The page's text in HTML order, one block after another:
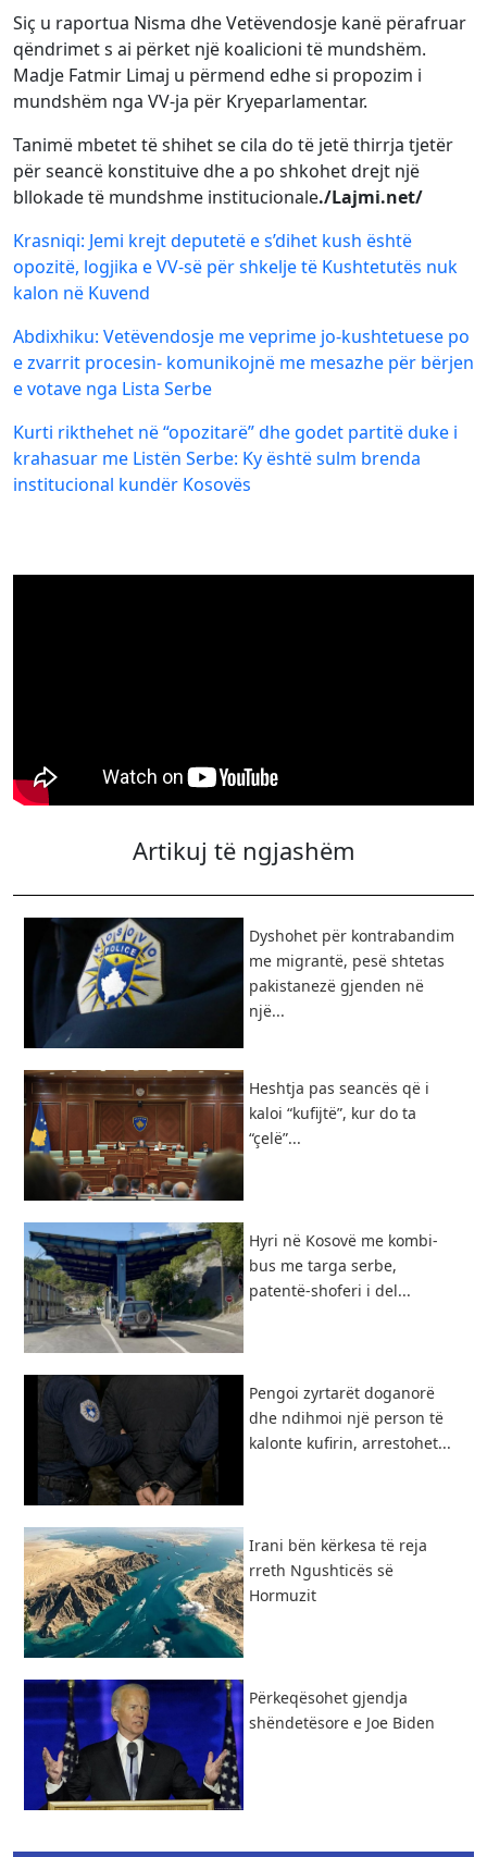
Siç u raportua Nisma dhe Vetëvendosje kanë përafruar
qëndrimet s ai përket një koalicioni të mundshëm.
Madje Fatmir Limaj u përmend edhe si propozim i
mundshëm nga VV-ja për Kryeparlamentar.
Tanimë mbetet të shihet se cila do të jetë thirrja tjetër
për seancë konstituive dhe a po shkohet drejt një
bllokade të mundshme institucionale./Lajmi.net/
Krasniqi: Jemi krejt deputetë e s’dihet kush është
opozitë, logjika e VV-së për shkelje të Kushtetutës nuk
kalon në Kuvend
Abdixhiku: Vetëvendosje me veprime jo-kushtetuese po
e zvarrit procesin- komunikojnë me mesazhe për bërjen
e votave nga Lista Serbe
Kurti rikthehet në “opozitarë” dhe godet partitë duke i
krahasuar me Listën Serbe: Ky është sulm brenda
institucional kundër Kosovës
Artikuj të ngjashëm
Dyshohet për kontrabandim
me migrantë, pesë shtetas
pakistanezë gjenden në
një...
Heshtja pas seancës që i
kaloi “kufijtë”, kur do ta
“çelë”...
Hyri në Kosovë me kombi-
bus me targa serbe,
patentë-shoferi i del...
Pengoi zyrtarët doganorë
dhe ndihmoi një person të
kalonte kufirin, arrestohet...
​Irani bën kërkesa të reja
rreth Ngushticës së
Hormuzit
Përkeqësohet gjendja
shëndetësore e Joe Biden